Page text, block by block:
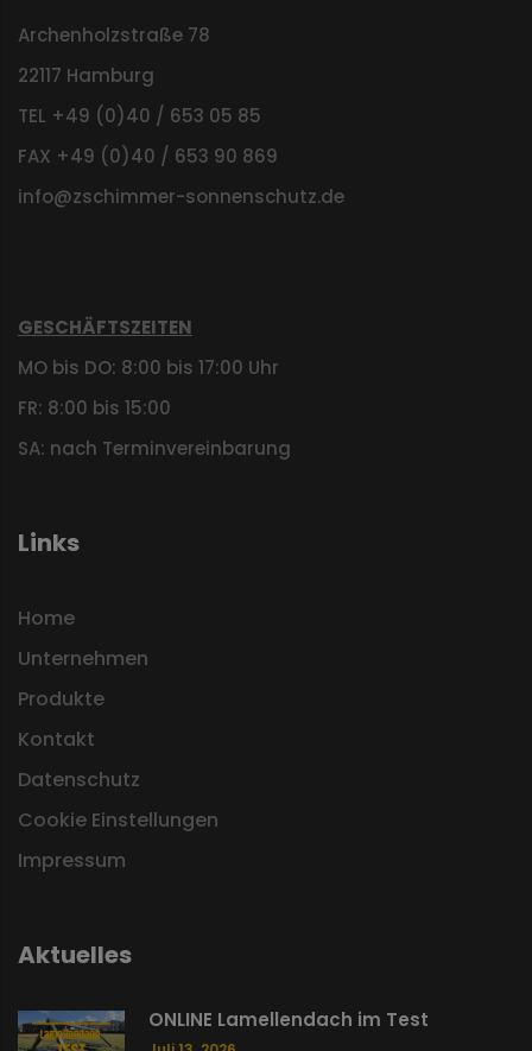
Archenholzstraße 78
22117 Hamburg
TEL +49 (0)40 / 653 05 85
FAX +49 (0)40 / 653 90 869
info@zschimmer-sonnenschutz.de
GESCHÄFTSZEITEN
MO bis DO: 8:00 bis 17:00 Uhr
FR: 8:00 bis 15:00
SA: nach Terminvereinbarung
Links
Home
Unternehmen
Produkte
Kontakt
Datenschutz
Cookie Einstellungen
Impressum
Aktuelles
ONLINE Lamellendach im Test